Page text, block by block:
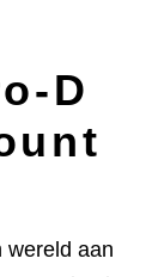
D
wereld aan